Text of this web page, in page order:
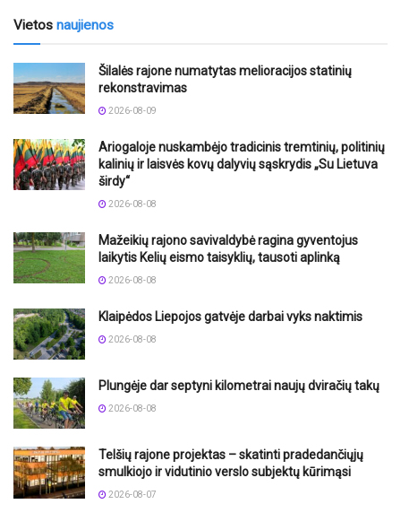
Vietos naujienos
Šilalės rajone numatytas melioracijos statinių
rekonstravimas
2026-08-09
Ariogaloje nuskambėjo tradicinis tremtinių, politinių
kalinių ir laisvės kovų dalyvių sąskrydis „Su Lietuva
širdy“
2026-08-08
Mažeikių rajono savivaldybė ragina gyventojus
laikytis Kelių eismo taisyklių, tausoti aplinką
2026-08-08
Klaipėdos Liepojos gatvėje darbai vyks naktimis
2026-08-08
Plungėje dar septyni kilometrai naujų dviračių takų
2026-08-08
Telšių rajone projektas – skatinti pradedančiųjų
smulkiojo ir vidutinio verslo subjektų kūrimąsi
2026-08-07